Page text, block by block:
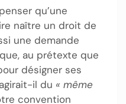
qu’une
naître un droit de
une demande
au prétexte que
désigner ses
il du « même
convention